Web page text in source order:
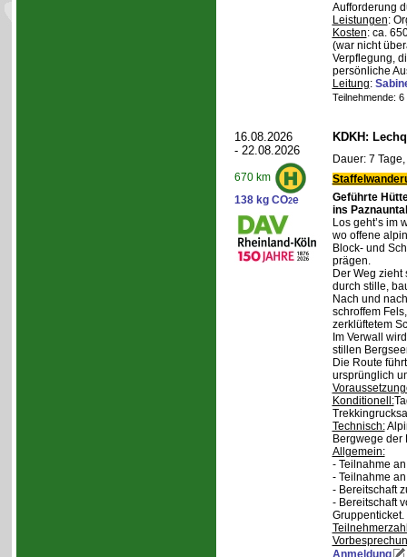
Aufforderung
Leistungen:
Kosten: ca.
(war nicht
Verpflegung,
persönliche
Leitung:
Teilnehmende:
16.08.2026
- 22.08.2026
670 km
138 kg CO2e
KDKH:
Dauer: 7
Geführte
ins Paznauntal
Los geht’s im
wo offene
Block- und
prägen.
Der Weg
durch stille,
Nach und
schroffem
zerklüftetem
Im Verwall
stillen
Die Route
ursprünglich
Konditionell:
Technisch:
Bergwege
Allgemein:
- Teilnahme
- Teilnahme
- Bereitschaft
- Bereitschaft
Gruppenticket.
Anmeldung